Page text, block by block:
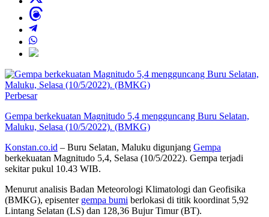
Perbesar
Gempa berkekuatan Magnitudo 5,4 mengguncang Buru Selatan,
Maluku, Selasa (10/5/2022). (BMKG)
Konstan.co.id – Buru Selatan, Maluku digunjang Gempa
berkekuatan Magnitudo 5,4, Selasa (10/5/2022). Gempa terjadi
sekitar pukul 10.43 WIB.
Menurut analisis Badan Meteorologi Klimatologi dan Geofisika
(BMKG), episenter gempa bumi berlokasi di titik koordinat 5,92
Lintang Selatan (LS) dan 128,36 Bujur Timur (BT).